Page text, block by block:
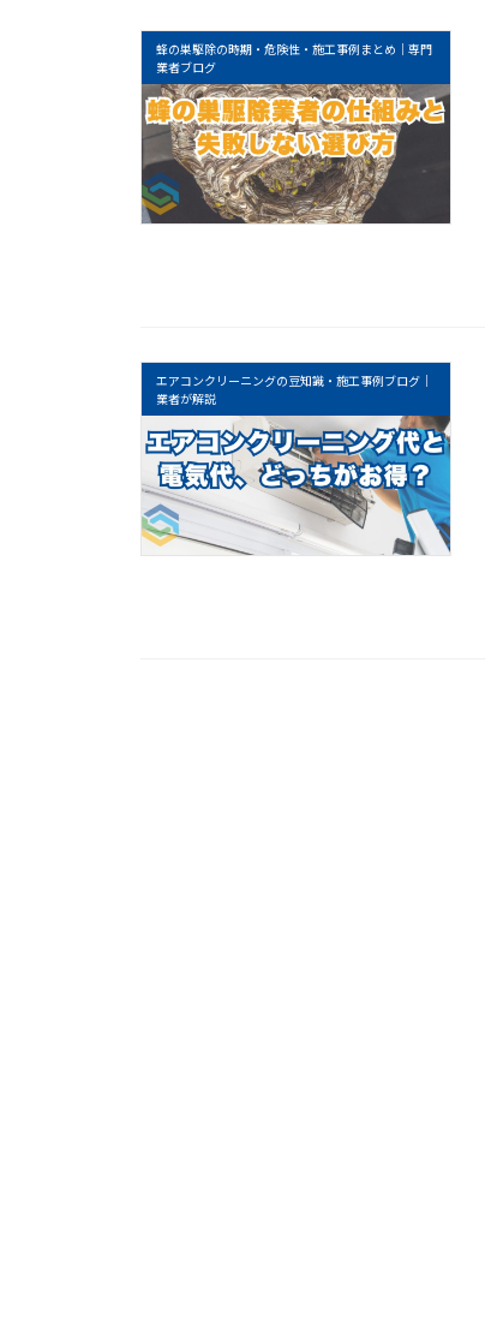
蜂の巣駆除の時期・危険性・施工事例まとめ｜専門
業者ブログ
エアコンクリーニングの豆知識・施工事例ブログ｜
業者が解説